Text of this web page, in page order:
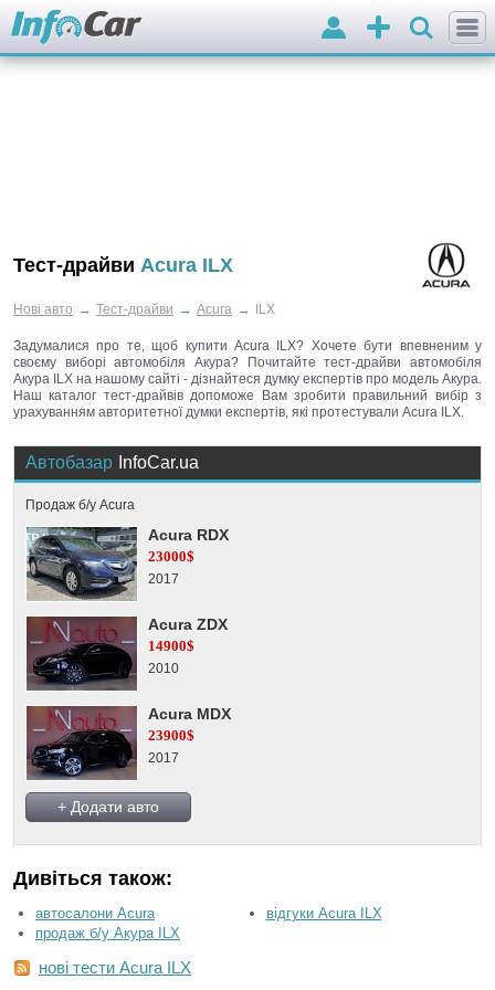
Додати
оголошення
Вхід
Тест-драйви Acura ILX
Нові авто → Тест-драйви → Acura → ILX
Задумалися про те, щоб купити Acura ILX? Хочете бути впевненим у
своєму виборі автомобіля Акура? Почитайте тест-драйви автомобіля
Акура ILX на нашому сайті - дізнайтеся думку експертів про модель Акура.
Наш каталог тест-драйвів допоможе Вам зробити правильний вибір з
урахуванням авторитетної думки експертів, які протестували Acura ILX.
Автобазар InfoCar.ua
Продаж б/у Acura
Acura RDX
23000$
2017
Acura ZDX
14900$
2010
Acura MDX
23900$
2017
+ Додати авто
Дивіться також:
автосалони Acura
продаж б/у Акура ILX
відгуки Acura ILX
нові тести Acura ILX